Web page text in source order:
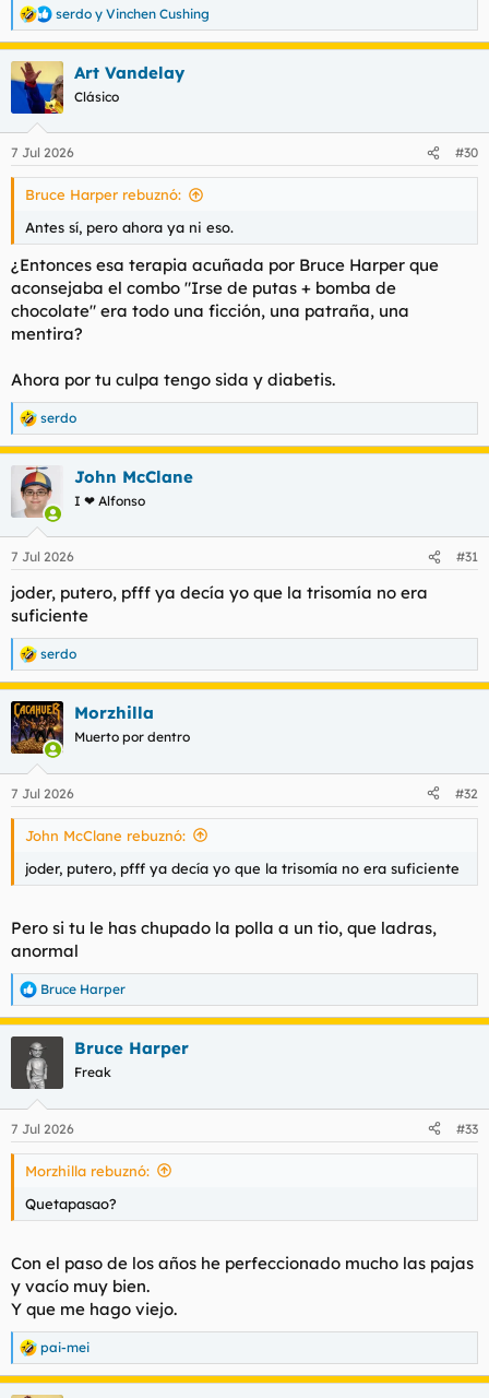
R
e
a
c
c
e
s
serdo y Vinchen Cushing
Art Vandelay
Clásico
7 Jul 2026 #30
Bruce Harper rebuznó:
Antes sí, pero ahora ya ni eso.
¿Entonces esa terapia acuñada por Bruce Harper que
aconsejaba el combo "Irse de putas + bomba de
chocolate" era todo una ficción, una patraña, una
mentira?
Ahora por tu culpa tengo sida y diabetis.
R
e
a
c
c
e
:
serdo
John McClane
I ❤ Alfonso
7 Jul 2026 #31
joder, putero, pfff ya decía yo que la trisomía no era
suficiente
R
e
a
c
c
i
e
s
serdo
Morzhilla
Muerto por dentro
7 Jul 2026 #32
John McClane rebuznó:
joder, putero, pfff ya decía yo que la trisomía no era suficiente
Pero si tu le has chupado la polla a un tio, que ladras,
anormal
R
e
a
e
s
Bruce Harper
Bruce Harper
Freak
7 Jul 2026 #33
Morzhilla rebuznó:
Quetapasao?
Con el paso de los años he perfeccionado mucho las pajas
y vacío muy bien.
Y que me hago viejo.
R
e
a
pai-mei